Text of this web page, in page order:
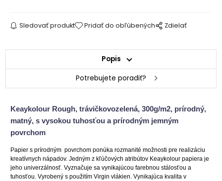
Sledovať produkt Pridať do obľúbených Zdielať
Popis
Potrebujete poradiť?
Keaykolour Rough, trávičkovozelená, 300g/m2, prírodný,
matný, s vysokou tuhosťou a prírodným jemným
povrchom
Papier s prírodným povrchom ponúka rozmanité možnosti pre realizáciu
kreatívnych nápadov. Jedným z kľúčových atribútov Keaykolour papiera je
jeho univerzálnosť. Vyznačuje sa vynikajúcou farebnou stálosťou a
tuhosťou. Vyrobený s použitím Virgin vlákien. Vynikajúca kvalita v